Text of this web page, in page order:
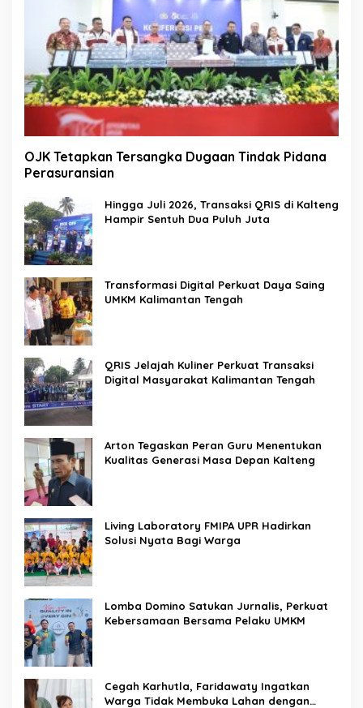
OJK Tetapkan Tersangka Dugaan Tindak Pidana
Perasuransian
Hingga Juli 2026, Transaksi QRIS di Kalteng
Hampir Sentuh Dua Puluh Juta
Transformasi Digital Perkuat Daya Saing
UMKM Kalimantan Tengah
QRIS Jelajah Kuliner Perkuat Transaksi
Digital Masyarakat Kalimantan Tengah
Arton Tegaskan Peran Guru Menentukan
Kualitas Generasi Masa Depan Kalteng
Living Laboratory FMIPA UPR Hadirkan
Solusi Nyata Bagi Warga
Lomba Domino Satukan Jurnalis, Perkuat
Kebersamaan Bersama Pelaku UMKM
Cegah Karhutla, Faridawaty Ingatkan
Warga Tidak Membuka Lahan dengan